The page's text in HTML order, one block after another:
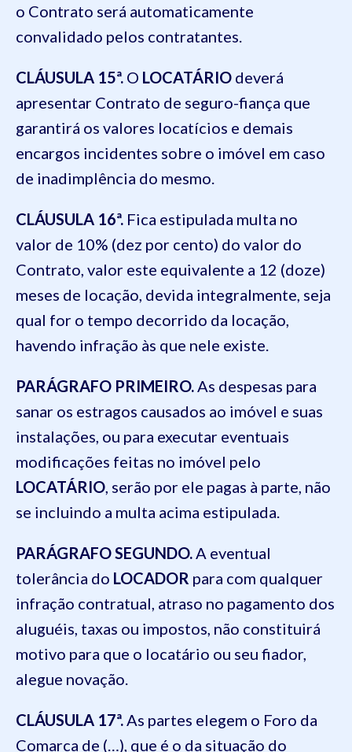
o Contrato será automaticamente
convalidado pelos contratantes.
CLÁUSULA 15ª. O LOCATÁRIO deverá
apresentar Contrato de seguro-fiança que
garantirá os valores locatícios e demais
encargos incidentes sobre o imóvel em caso
de inadimplência do mesmo.
CLÁUSULA 16ª. Fica estipulada multa no
valor de 10% (dez por cento) do valor do
Contrato, valor este equivalente a 12 (doze)
meses de locação, devida integralmente, seja
qual for o tempo decorrido da locação,
havendo infração às que nele existe.
PARÁGRAFO PRIMEIRO. As despesas para
sanar os estragos causados ao imóvel e suas
instalações, ou para executar eventuais
modificações feitas no imóvel pelo
LOCATÁRIO , serão por ele pagas à parte, não
se incluindo a multa acima estipulada.
PARÁGRAFO SEGUNDO. A eventual
tolerância do LOCADOR para com qualquer
infração contratual, atraso no pagamento dos
aluguéis, taxas ou impostos, não constituirá
motivo para que o locatário ou seu fiador,
alegue novação.
CLÁUSULA 17ª. As partes elegem o Foro da
Comarca de (…), que é o da situação do